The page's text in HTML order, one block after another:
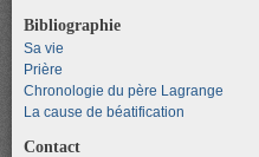
Bibliographie
Sa vie
Prière
Chronologie du père Lagrange
La cause de béatification
Contact